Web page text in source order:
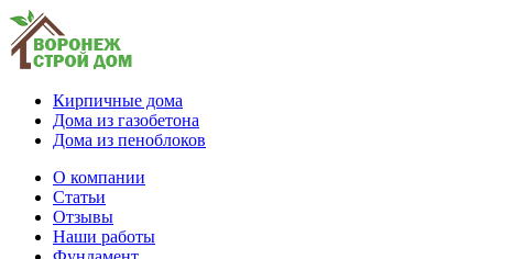
Кирпичные дома
Дома из газобетона
Дома из пеноблоков
О компании
Статьи
Отзывы
Наши работы